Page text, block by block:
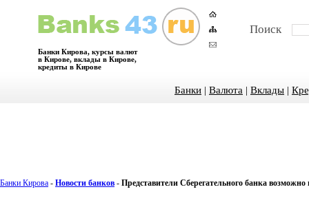
Банки Кирова, курсы валют
в Кирове, вклады в Кирове,
кредиты в Кирове
Поиск
Банки | Валюта | Вклады |
Банки Кирова - Новости банков - Представители Сберегательного банка